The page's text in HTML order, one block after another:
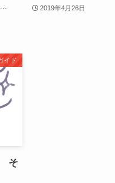
2019年4月26日
イド
そ